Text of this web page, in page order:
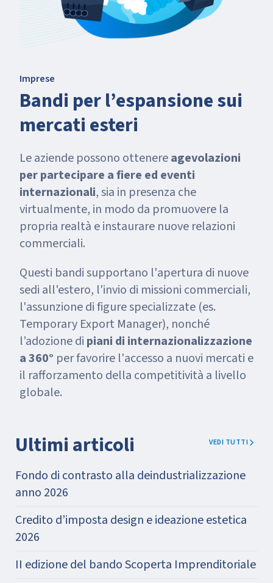
Imprese
Bandi per l’espansione sui
mercati esteri
Le aziende possono ottenereagevolazioni
per partecipare a fiere ed eventi
internazionali, sia in presenza che
virtualmente, in modo da promuovere la
propria realtà e instaurare nuove relazioni
commerciali.
Questi bandi supportano l'apertura di nuove
sedi all'estero, l'invio di missioni commerciali,
l'assunzione di figure specializzate (es.
Temporary Export Manager), nonché
l’adozione di piani di internazionalizzazione
a 360° per favorire l'accesso a nuovi mercati e
il rafforzamento della competitività a livello
globale.
Ultimi articoli VEDI TUTTI
Fondo di contrasto alla deindustrializzazione
anno 2026
Credito d’imposta design e ideazione estetica
2026
II edizione del bando Scoperta Imprenditoriale